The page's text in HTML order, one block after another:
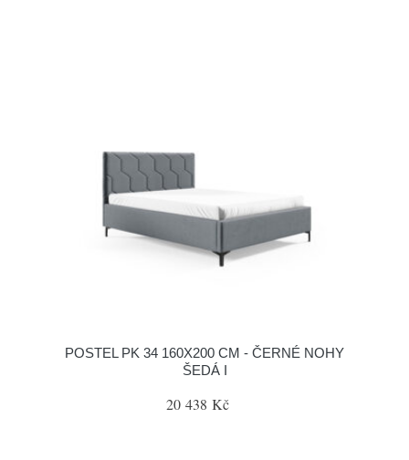
POSTEL PK 34 160X200 CM - ČERNÉ NOHY
ŠEDÁ I
20 438 Kč